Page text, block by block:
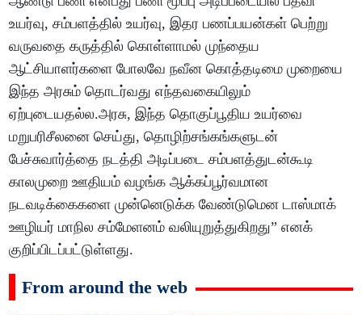
உயர்வு, சம்பளத்தில் உயர்வு, இதர பணப்பயன்கள் பெற்று
வருவதை கருத்தில் கொள்ளாமல் முந்தைய
ஆட்சியாளர்களை போலவே நவீன கொத்தடிமை முறையை
இந்த அரசும் தொடர்வது எந்தவகையிலும்
ஏற்புடையதல்ல.அரசு, இந்த தொகுப்பூதிய உயர்வை
மறுபரிசீலனை செய்து, தொழிற்சங்கங்களுடன்
பேச்சுவார்த்தை நடத்தி அடிப்படை சம்பளத்துடன்கூடி
காலமுறை ஊதியம் வழங்க ஆக்கப்பூர்வமான
நடவடிக்கைகளை முன்னெடுக்க வேண்டுமென டாஸ்மாக்
ஊழியர் மாநில சம்மேளனம் வலியுறுத்துகிறது” எனக்
குறிப்பிடப்பட்டுள்ளது.
From around the web